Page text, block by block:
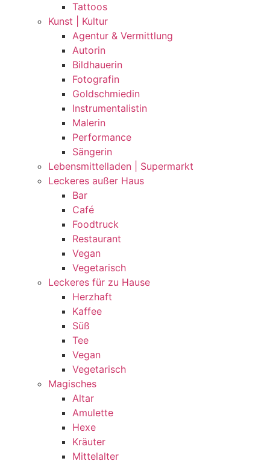
Tattoos
Kunst | Kultur
Agentur & Vermittlung
Autorin
Bildhauerin
Fotografin
Goldschmiedin
Instrumentalistin
Malerin
Performance
Sängerin
Lebensmittelladen | Supermarkt
Leckeres außer Haus
Bar
Café
Foodtruck
Restaurant
Vegan
Vegetarisch
Leckeres für zu Hause
Herzhaft
Kaffee
Süß
Tee
Vegan
Vegetarisch
Magisches
Altar
Amulette
Hexe
Kräuter
Mittelalter